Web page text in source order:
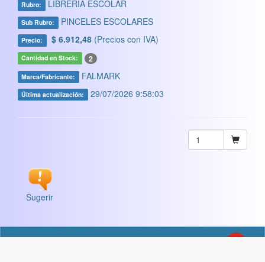
Rubro: LIBRERIA ESCOLAR
Sub Rubro: PINCELES ESCOLARES
Precio: $ 6.912,48 (Precios con IVA)
Cantidad en Stock: 2
Marca/Fabricante: FALMARK
Última actualización: 29/07/2026 9:58:03
Sugerir